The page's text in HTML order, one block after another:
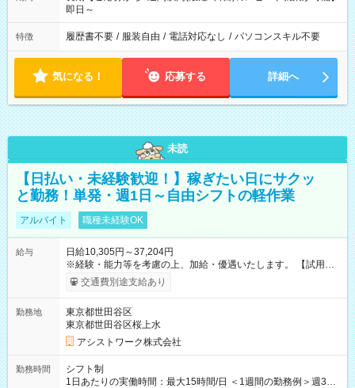
即日～
特徴 履歴書不要 / 服装自由 / 電話対応なし / パソコンスキル不要
気になる！ 応募する 詳細へ
未読
【日払い・未経験歓迎！】稼ぎたい日にサクッ
と勤務！単発・週1日～自由シフトの軽作業
アルバイト 職種未経験OK
給与
日給10,305円～37,204円
※経験・能力等を考慮の上、加給・優遇いたします。 【試用期
間】試用期間なし
交通費別途支給あり
勤務地
東京都世田谷区
東京都世田谷区桜上水
アシストワーク株式会社
勤務時間
シフト制
1日あたりの実働時間：最大15時間/日 ＜1週間の勤務例＞週3回